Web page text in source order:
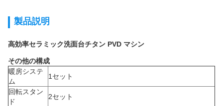
製品説明
高効率セラミック洗面台チタン PVD ​​マシン
その他の構成
暖房システ
ム
1セット
回転スタン
ド
2セット